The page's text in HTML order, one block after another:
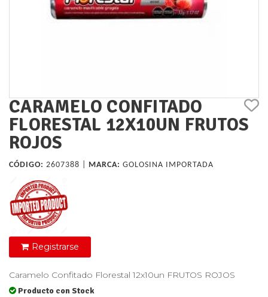
CARAMELO CONFITADO
FLORESTAL 12X10UN FRUTOS
ROJOS
CÓDIGO: 2607388 | MARCA: GOLOSINA IMPORTADA
Registrarse
Caramelo Confitado Florestal 12x10un FRUTOS ROJOS
Producto con Stock